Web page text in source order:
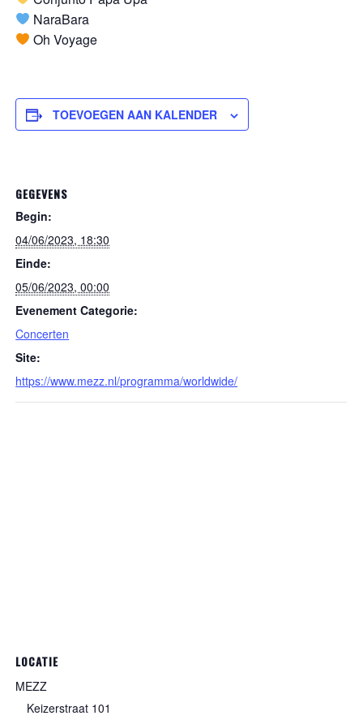
NaraBara
Oh Voyage
TOEVOEGEN AAN KALENDER
GEGEVENS
Begin:
04/06/2023, 18:30
Einde:
05/06/2023, 00:00
Evenement Categorie:
Concerten
Site:
https://www.mezz.nl/programma/worldwide/
LOCATIE
MEZZ
Keizerstraat 101